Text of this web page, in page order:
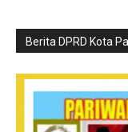
Berita DPRD Kota